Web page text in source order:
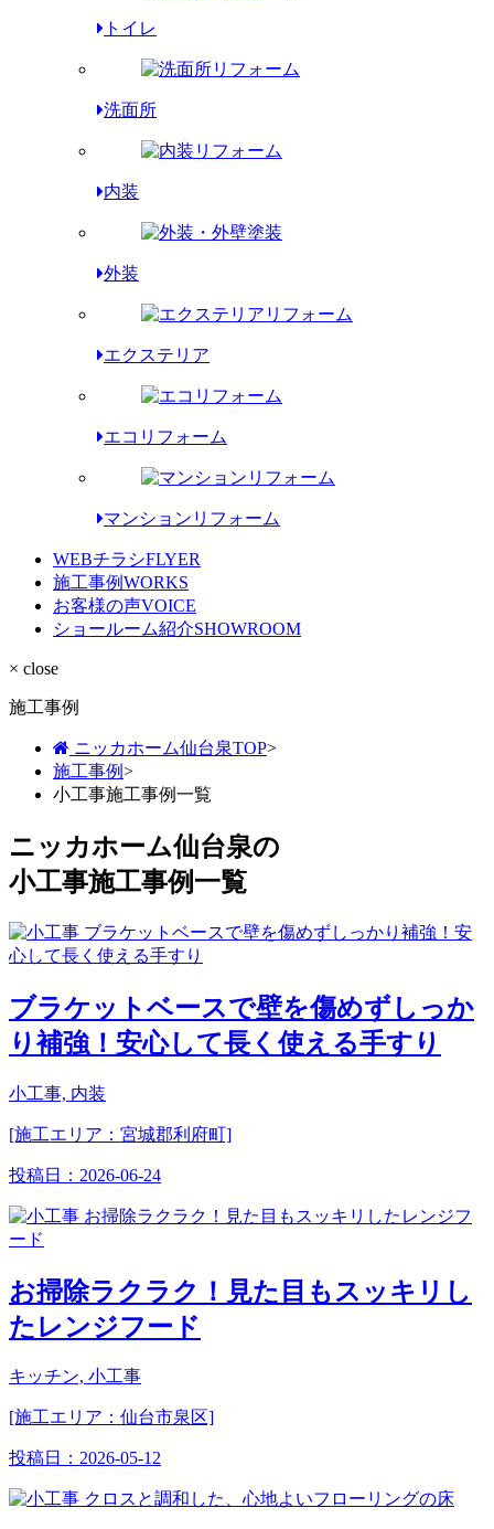
トイレ
洗面所
内装
外装
エクステリア
エコリフォーム
マンションリフォーム
WEBチラシFLYER
施工事例WORKS
お客様の声VOICE
ショールーム紹介SHOWROOM
× close
施工事例
ニッカホーム仙台泉TOP>
施工事例>
小工事施工事例一覧
ニッカホーム仙台泉の
小工事施工事例一覧
ブラケットベースで壁を傷めずしっか
り補強！安心して長く使える手すり
小工事, 内装
[施工エリア：宮城郡利府町]
投稿日： 2026-06-24
お掃除ラクラク！見た目もスッキリし
たレンジフード
キッチン, 小工事
[施工エリア：仙台市泉区]
投稿日： 2026-05-12